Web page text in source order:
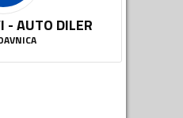
- AUTO DILER